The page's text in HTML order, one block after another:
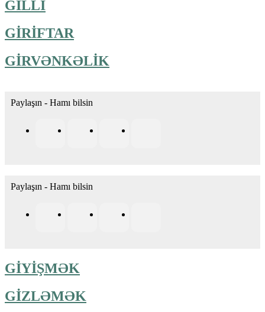
GİLLİ
GİRİFTAR
GİRVƏNKƏLİK
Paylaşın - Hamı bilsin
Paylaşın - Hamı bilsin
GİYİŞMƏK
GİZLƏMƏK